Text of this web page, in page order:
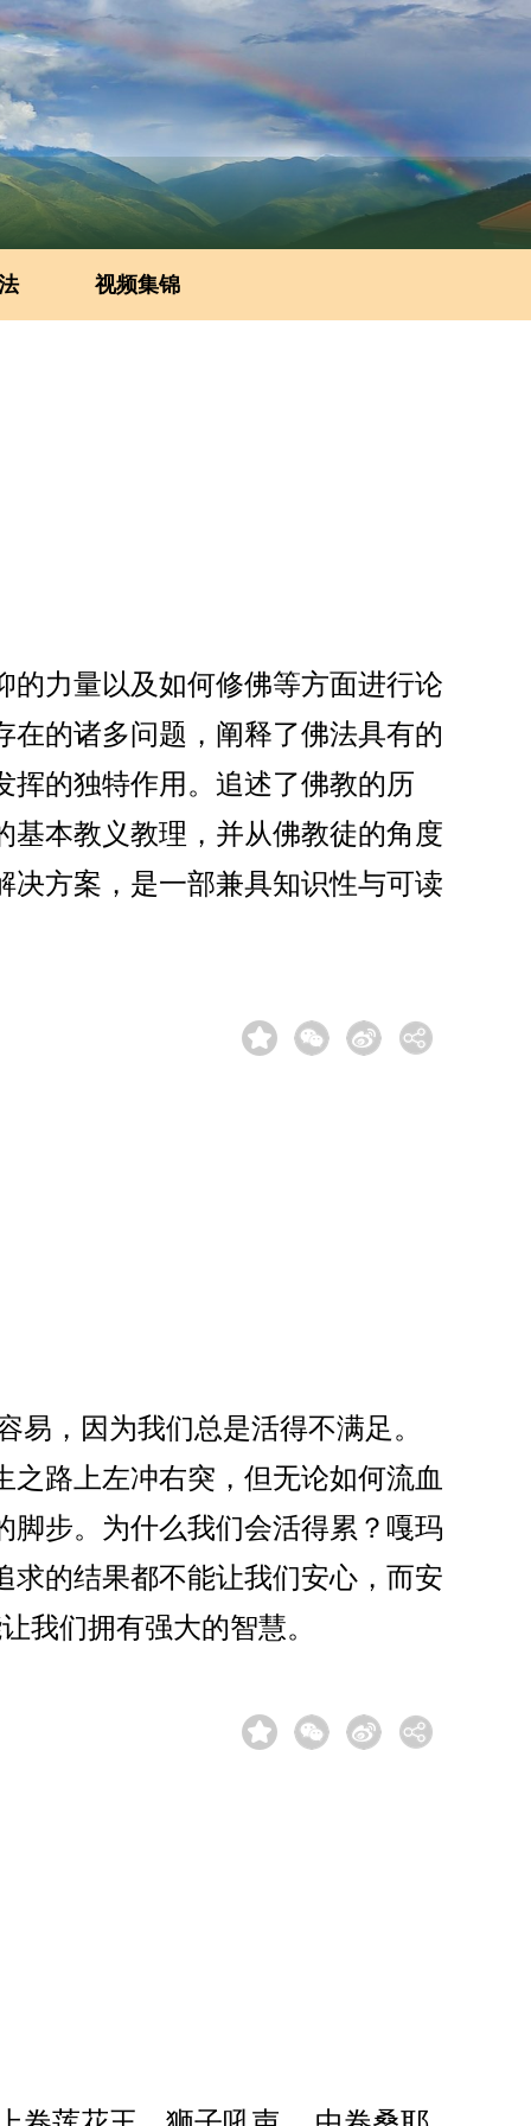
视频集锦
的力量以及如何修佛等方面进行论
的诸多问题，阐释了佛法具有的
挥的独特作用。追述了佛教的历
基本教义教理，并从佛教徒的角度
决方案，是一部兼具知识性与可读
易，因为我们总是活得不满足。
路上左冲右突，但无论如何流血
脚步。为什么我们会活得累？嘎玛
求的结果都不能让我们安心，而安
我们拥有强大的智慧。